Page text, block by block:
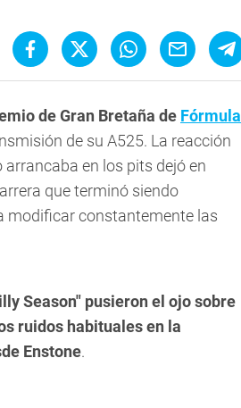
de Gran Bretaña de Fórmula
de su A525. La reacción
en los pits dejó en
que terminó siendo
modificar constantemente las
Season" pusieron el ojo sobre
ruidos habituales en la
Enstone.